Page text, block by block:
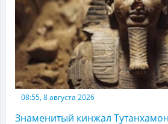
08:55, 8 августа 2026
Знаменитый кинжал